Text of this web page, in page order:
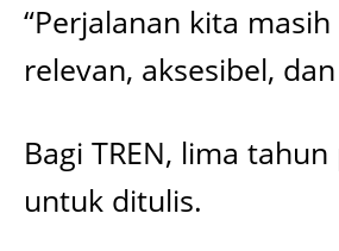
“Perjalanan kita
relevan, aksesibel,
Bagi TREN, lima
untuk ditulis.